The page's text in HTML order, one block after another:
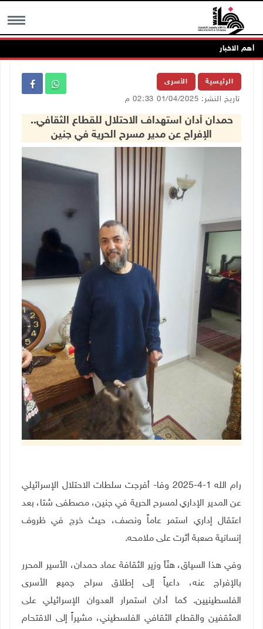
MENU أهم الاخبار
الرئيسية الأسرى
تاريخ النشر: 01/04/2025 02:33 م
حمدان أدان استهداف الاحتلال للقطاع الثقافي..
الإفراج عن مدير مسرح الحرية في جنين
رام الله 1-4-2025 وفا- أفرجت سلطات الاحتلال الإسرائيلي
عن المدير الإداري لمسرح الحرية في جنين، مصطفى شتا، بعد
اعتقال إداري استمر عاماً ونصف، حيث خرج في ظروف
إنسانية صعبة أثرت على ملامحه.
وفي هذا السياق، هنّأ وزير الثقافة عماد حمدان، الأسير المحرر
بالإفراج عنه، داعياً إلى إطلاق سراح جميع الأسرى
الفلسطينيين. كما أدان استمرار العدوان الإسرائيلي على
المثقفين والقطاع الثقافي الفلسطيني، مشيراً إلى الاقتحام